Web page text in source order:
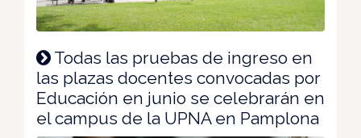
Todas las pruebas de ingreso en
las plazas docentes convocadas por
Educación en junio se celebrarán en
el campus de la UPNA en Pamplona